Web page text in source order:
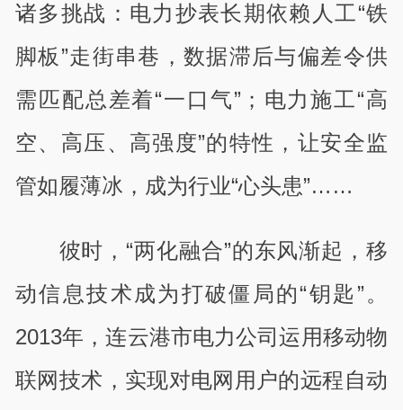
诸多挑战：电力抄表长期依赖人工“铁
脚板”走街串巷，数据滞后与偏差令供
需匹配总差着“一口气”；电力施工“高
空、高压、高强度”的特性，让安全监
管如履薄冰，成为行业“心头患”……
彼时，“两化融合”的东风渐起，移
动信息技术成为打破僵局的“钥匙”。
2013年，连云港市电力公司运用移动物
联网技术，实现对电网用户的远程自动